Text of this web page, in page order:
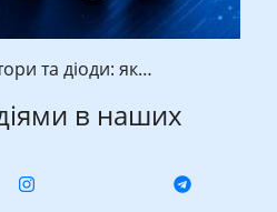
та діоди: як…
в наших